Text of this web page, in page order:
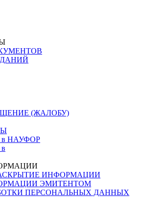
(ЖАЛОБУ)
в НАУФОР
ИНФОРМАЦИИ
ЭМИТЕНТОМ
ПЕРСОНАЛЬНЫХ ДАННЫХ